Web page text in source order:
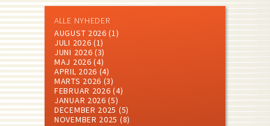
ALLE NYHEDER
AUGUST 2026 (1)
JULI 2026 (1)
JUNI 2026 (3)
MAJ 2026 (4)
APRIL 2026 (4)
MARTS 2026 (3)
FEBRUAR 2026 (4)
JANUAR 2026 (5)
DECEMBER 2025 (5)
NOVEMBER 2025 (8)